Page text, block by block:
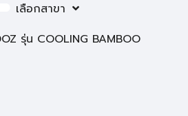
เลือกสาขา
รุ่น COOLING BAMBOO